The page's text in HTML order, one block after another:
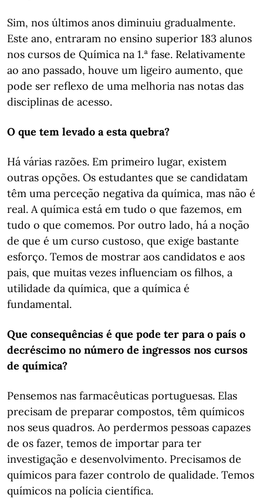
Sim, nos últimos anos diminuiu gradualmente.
Este ano, entraram no ensino superior 183 alunos
nos cursos de Química na 1.ª fase. Relativamente
ao ano passado, houve um ligeiro aumento, que
pode ser reflexo de uma melhoria nas notas das
disciplinas de acesso.
O que tem levado a esta quebra?
Há várias razões. Em primeiro lugar, existem
outras opções. Os estudantes que se candidatam
têm uma perceção negativa da química, mas não é
real. A química está em tudo o que fazemos, em
tudo o que comemos. Por outro lado, há a noção
de que é um curso custoso, que exige bastante
esforço. Temos de mostrar aos candidatos e aos
pais, que muitas vezes influenciam os filhos, a
utilidade da química, que a química é
fundamental.
Que consequências é que pode ter para o país o
decréscimo no número de ingressos nos cursos
de química?
Pensemos nas farmacêuticas portuguesas. Elas
precisam de preparar compostos, têm químicos
nos seus quadros. Ao perdermos pessoas capazes
de os fazer, temos de importar para ter
investigação e desenvolvimento. Precisamos de
químicos para fazer controlo de qualidade. Temos
químicos na polícia científica.